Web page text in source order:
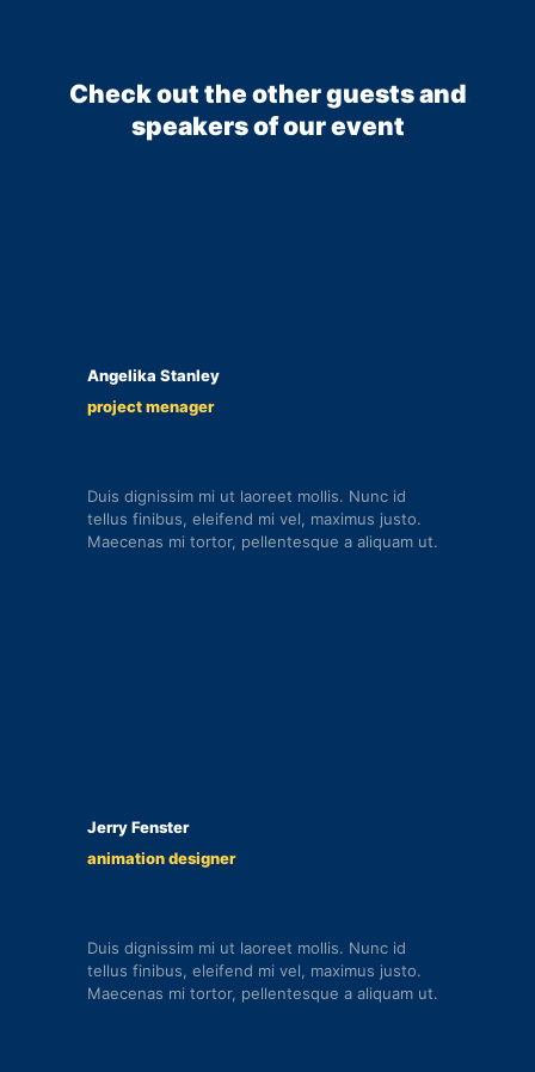
Check out the other guests and
speakers of our event
Angelika Stanley
project menager
Duis dignissim mi ut laoreet mollis. Nunc id
tellus finibus, eleifend mi vel, maximus justo.
Maecenas mi tortor, pellentesque a aliquam ut.
Jerry Fenster
animation designer
Duis dignissim mi ut laoreet mollis. Nunc id
tellus finibus, eleifend mi vel, maximus justo.
Maecenas mi tortor, pellentesque a aliquam ut.